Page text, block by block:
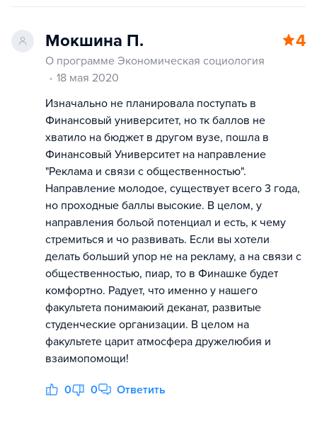
Мокшина П. 4
О программе Экономическая социология
18 мая 2020
Изначально не планировала поступать в
Финансовый университет, но тк баллов не
хватило на бюджет в другом вузе, пошла в
Финансовый Университет на направление
"Реклама и связи с общественностью".
Направление молодое, существует всего 3 года,
но проходные баллы высокие. В целом, у
направления больой потенциал и есть, к чему
стремиться и чо развивать. Если вы хотели
делать больший упор не на рекламу, а на связи с
общественностью, пиар, то в Финашке будет
комфортно. Радует, что именно у нашего
факультета понимаюий деканат, развитые
студенческие организации. В целом на
факультете царит атмосфера дружелюбия и
взаимопомощи!
0 0 Ответить